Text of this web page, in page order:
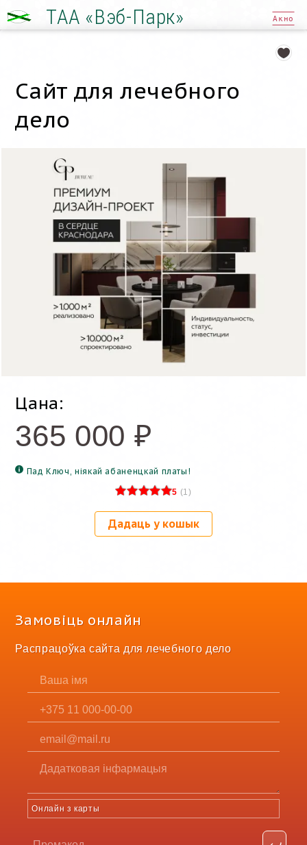
ТАА «Вэб-Парк» Акно
Замовіць онлайн
Распрацоўка сайта для лечебного дело
Онлайн з карты
Сайт для лечебного
дело
Цана:
365 000 ₽
Пад Ключ, ніякай абаненцкай платы!
5 (1)
Дадаць у кошык